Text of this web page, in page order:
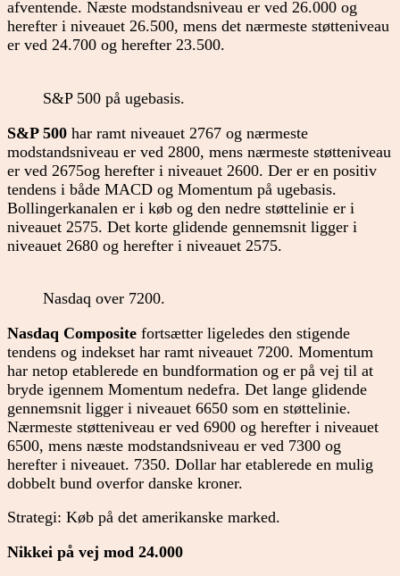
afventende. Næste modstandsniveau er ved 26.000 og
herefter i niveauet 26.500, mens det nærmeste støtteniveau
er ved 24.700 og herefter 23.500.
S&P 500 på ugebasis.
S&P 500 har ramt niveauet 2767 og nærmeste
modstandsniveau er ved 2800, mens nærmeste støtteniveau
er ved 2675og herefter i niveauet 2600. Der er en positiv
tendens i både MACD og Momentum på ugebasis.
Bollingerkanalen er i køb og den nedre støttelinie er i
niveauet 2575. Det korte glidende gennemsnit ligger i
niveauet 2680 og herefter i niveauet 2575.
Nasdaq over 7200.
Nasdaq Composite fortsætter ligeledes den stigende
tendens og indekset har ramt niveauet 7200. Momentum
har netop etablerede en bundformation og er på vej til at
bryde igennem Momentum nedefra. Det lange glidende
gennemsnit ligger i niveauet 6650 som en støttelinie.
Nærmeste støtteniveau er ved 6900 og herefter i niveauet
6500, mens næste modstandsniveau er ved 7300 og
herefter i niveauet. 7350. Dollar har etablerede en mulig
dobbelt bund overfor danske kroner.
Strategi: Køb på det amerikanske marked.
Nikkei på vej mod 24.000